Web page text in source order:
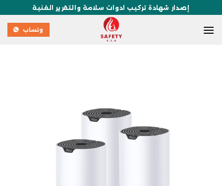
إصدار شهادة تركيب ادوات سلامة والتقرير الفنية
وتساب